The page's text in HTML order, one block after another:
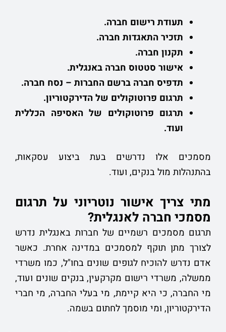
תעודת רישום חברה.
תזכיר התאגדות חברה.
תקנון חברה.
אישור סטטוס חברה באנגלית.
תדפיס חברה ברשם החברות – נסח חברה.
תרגום פרוטוקולים של הדירקטוריון.
תרגום פרוטוקולים של האסיפה הכללית
ועוד.
מסמכים אלו נדרשים בעת ביצוע עסקאות,
בהתנהלות מול בנקים, ועוד.
מתי צריך אישור נוטריוני על תרגום
מסמכי חברה לאנגלית?
תרגום מסמכים רשמיים של חברות באנגלית נדרש
לצורך מתן תוקף למסמכים במדינה אחרת. כאשר
אדם נדרש להוכיח לגופים שונים בחו"ל, כמו משרדי
ממשלה, משרדי רישום מקרקעין, בנקים שונים ועוד,
מי החברה, כי היא קיימת, מי בעלי החברה, מי חברי
הדירקטוריון, ומי מוסמך לחתום בשמה.